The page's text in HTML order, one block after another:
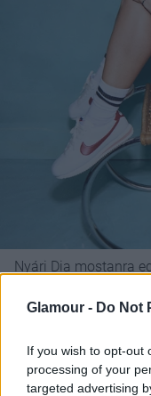
Glamour - Do Not
If you wish to opt-out
processing of your
targeted advertising
Nyári Dia mostanra
válaszát, ami mellett
MARANT –
Fotó:Pejkó Gergő